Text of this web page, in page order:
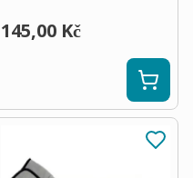
145,00 Kč